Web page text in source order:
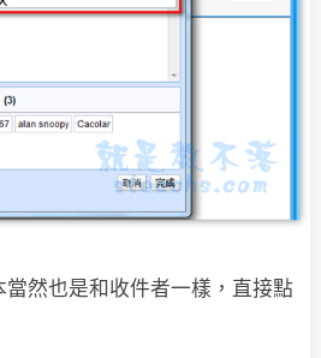
然也是和收件者一樣，直接點